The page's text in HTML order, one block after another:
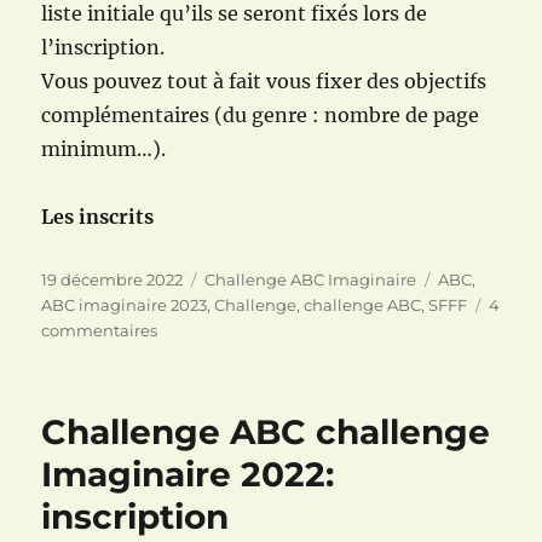
liste initiale qu’ils se seront fixés lors de
l’inscription.
Vous pouvez tout à fait vous fixer des objectifs
complémentaires (du genre : nombre de page
minimum…).
Les inscrits
Publié
le
19 décembre 2022 Catégories
Challenge ABC Imaginaire Étiquettes
ABC,
ABC imaginaire 2023,Challenge,challenge ABC,SFFF
4
commentairessur
2023:
inscription
Challenge ABC challenge
Imaginaire 2022:
inscription